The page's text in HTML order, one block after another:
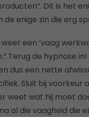
Dit is het
enige zin die erg
een ‘vaag
Terug de hypnose
dus een nette
Sluit bij voorkeur
weet wat hij moet
al die vaagheid die